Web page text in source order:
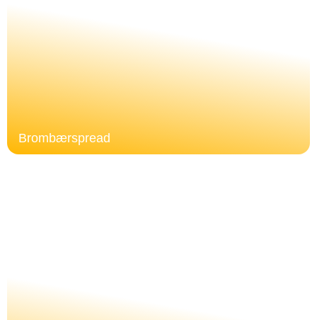
Brombærspread